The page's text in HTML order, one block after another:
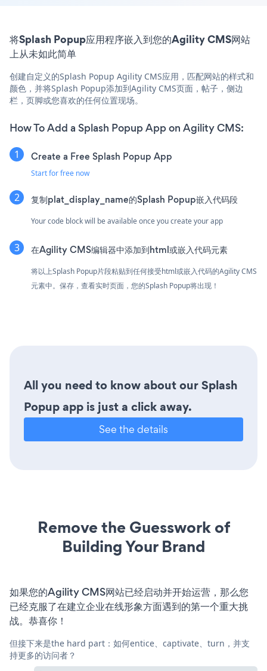
将Splash Popup应用程序嵌入到您的Agility CMS网站
上从未如此简单
创建自定义的Splash Popup Agility CMS应用，匹配网站的样式和
颜色，并将Splash Popup添加到Agility CMS页面，帖子，侧边
栏，页脚或您喜欢的任何位置现场。
How To Add a Splash Popup App on Agility CMS:
Create a Free Splash Popup App
Start for free now
复制plat_display_name的Splash Popup嵌入代码段
Your code block will be available once you create your app
在Agility CMS编辑器中添加到html或嵌入代码元素
将以上Splash Popup片段粘贴到任何接受html或嵌入代码的Agility CMS
元素中。保存，查看实时页面，您的Splash Popup将出现！
All you need to know about our Splash
Popup app is just a click away.
See the details
Remove the Guesswork of
Building Your Brand
如果您的Agility CMS网站已经启动并开始运营，那么您
已经克服了在建立企业在线形象方面遇到的第一个重大挑
战。恭喜你！
但接下来是the hard part：如何entice、captivate、turn，并支
持更多的访问者？